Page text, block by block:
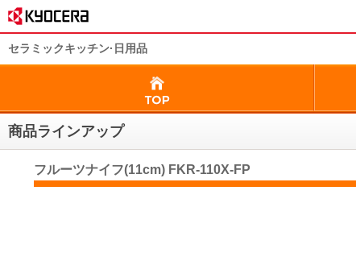
セラミックキッチン·日用品
商品ラインアップ
フルーツナイフ(11cm) FKR-110X-FP